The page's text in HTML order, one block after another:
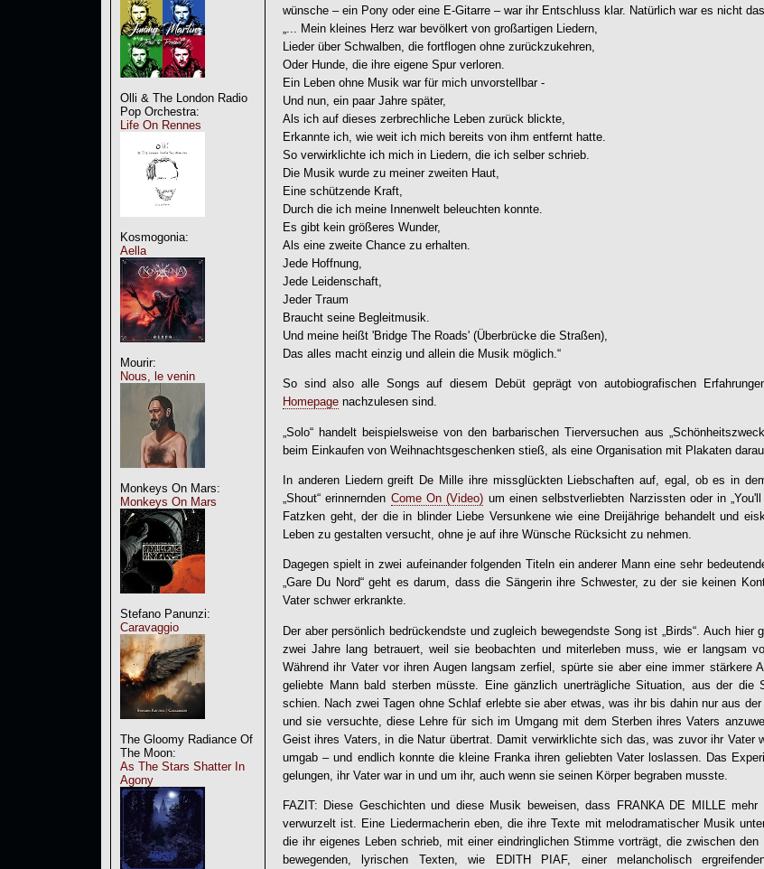
Olli & The London Radio
Pop Orchestra:
Life On Rennes
Kosmogonia:
Aella
Mourir:
Nous, le venin
Monkeys On Mars:
Monkeys On Mars
Stefano Panunzi:
Caravaggio
The Gloomy Radiance Of
The Moon:
As The Stars Shatter In
Agony
wünsche – ein Pony oder eine E-Gitarre – war ihr Entschluss klar. Natürlich war es nicht
„... Mein kleines Herz war bevölkert von großartigen Liedern,
Lieder über Schwalben, die fortflogen ohne zurückzukehren,
Oder Hunde, die ihre eigene Spur verloren.
Ein Leben ohne Musik war für mich unvorstellbar -
Und nun, ein paar Jahre später,
Als ich auf dieses zerbrechliche Leben zurück blickte,
Erkannte ich, wie weit ich mich bereits von ihm entfernt hatte.
So verwirklichte ich mich in Liedern, die ich selber schrieb.
Die Musik wurde zu meiner zweiten Haut,
Eine schützende Kraft,
Durch die ich meine Innenwelt beleuchten konnte.
Es gibt kein größeres Wunder,
Als eine zweite Chance zu erhalten.
Jede Hoffnung,
Jede Leidenschaft,
Jeder Traum
Braucht seine Begleitmusik.
Und meine heißt 'Bridge The Roads' (Überbrücke die Straßen),
Das alles macht einzig und allein die Musik möglich.“
So sind also alle Songs auf diesem Debüt geprägt von autobiografischen
Homepage nachzulesen sind.
„Solo“ handelt beispielsweise von den barbarischen Tierversuchen aus
beim Einkaufen von Weihnachtsgeschenken stieß, als eine Organisation mit Plakaten
In anderen Liedern greift De Mille ihre missglückten Liebschaften auf, egal, ob es in
„Shout“ erinnernden Come On (Video) um einen selbstverliebten Narzissten oder in
Fatzken geht, der die in blinder Liebe Versunkene wie eine Dreijährige behandelt und
Leben zu gestalten versucht, ohne je auf ihre Wünsche Rücksicht zu nehmen.
Dagegen spielt in zwei aufeinander folgenden Titeln ein anderer Mann eine sehr
„Gare Du Nord“ geht es darum, dass die Sängerin ihre Schwester, zu der sie keinen
Vater schwer erkrankte.
Der aber persönlich bedrückendste und zugleich bewegendste Song ist „Birds“. Auch
zwei Jahre lang betrauert, weil sie beobachten und miterleben muss, wie er langsam
Während ihr Vater vor ihren Augen langsam zerfiel, spürte sie aber eine immer stärkere
geliebte Mann bald sterben müsste. Eine gänzlich unerträgliche Situation, aus der die
schien. Nach zwei Tagen ohne Schlaf erlebte sie aber etwas, was ihr bis dahin nur aus
und sie versuchte, diese Lehre für sich im Umgang mit dem Sterben ihres Vaters
Geist ihres Vaters, in die Natur übertrat. Damit verwirklichte sich das, was zuvor ihr Vater
umgab – und endlich konnte die kleine Franka ihren geliebten Vater loslassen. Das
gelungen, ihr Vater war in und um ihr, auch wenn sie seinen Körper begraben musste.
FAZIT: Diese Geschichten und diese Musik beweisen, dass FRANKA DE MILLE mehr
verwurzelt ist. Eine Liedermacherin eben, die ihre Texte mit melodramatischer Musik
die ihr eigenes Leben schrieb, mit einer eindringlichen Stimme vorträgt, die zwischen
bewegenden, lyrischen Texten, wie EDITH PIAF, einer melancholisch